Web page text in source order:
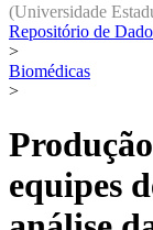
(Universidade
Repositório de
>
Biomédicas
>
equipes